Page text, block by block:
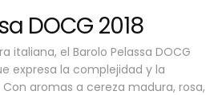
DOCG 2018
italiana, el Barolo Pelassa DOCG
expresa la complejidad y la
aromas a cereza madura, rosa,